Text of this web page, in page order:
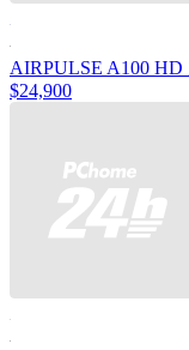
AIRPULSE A100
$24,900